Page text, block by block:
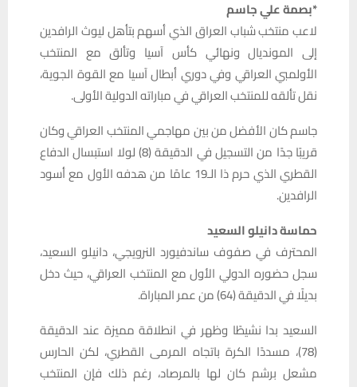
*بصمة علي جاسم
لاعب منتخب شباب العراق الذي أسهم بتأهل ليوث الرافدين
إلى المونديال ونهائي كأس آسيا وتألق مع المنتخب
الأولمبي العراقي وفي دوري أبطال آسيا مع القوة الجوية،
نقل تألقه للمنتخب العراقي في مباراته الدولية الأولى.
جاسم كان الأفضل من بين مهاجمي المنتخب العراقي وكان
قريبًا جدًا من التسجيل في الدقيقة (8) لولا استبسال الدفاع
القطري الذي حرم ذا الـ19 عامًا من هدفه الأول مع أسود
الرافدين.
حماسة دانيلو السعيد
المحترف في صفوف ساندفيورد النرويجي، دانيلو السعيد،
سجل حضوره الدولي الأول مع المنتخب العراقي، حيث دخل
بديلًا في الدقيقة (64) من عمر المباراة.
السعيد بدا نشيطًا وظهر في انطلاقة مميزة عند الدقيقة
(78)، مسددًا الكرة باتجاه المرمى القطري، لكن الحارس
مشعل برشم كان لها بالمرصاد، رغم ذلك فإن المنتخب